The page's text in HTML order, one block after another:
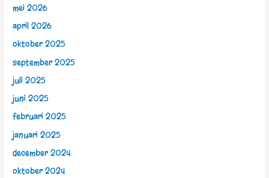
mei 2026
april 2026
oktober 2025
september 2025
juli 2025
juni 2025
februari 2025
januari 2025
december 2024
oktober 2024